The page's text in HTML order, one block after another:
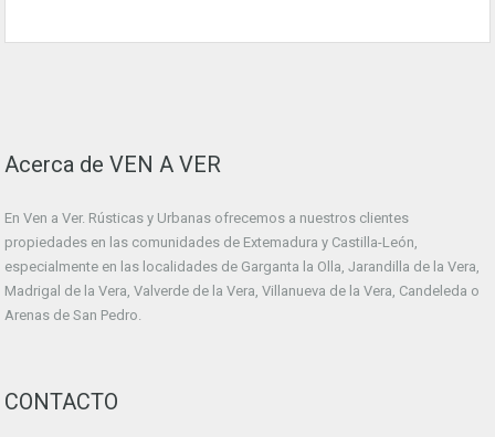
Acerca de VEN A VER
En Ven a Ver. Rústicas y Urbanas ofrecemos a nuestros clientes
propiedades en las comunidades de Extemadura y Castilla-León,
especialmente en las localidades de Garganta la Olla, Jarandilla de la Vera,
Madrigal de la Vera, Valverde de la Vera, Villanueva de la Vera, Candeleda o
Arenas de San Pedro.
CONTACTO